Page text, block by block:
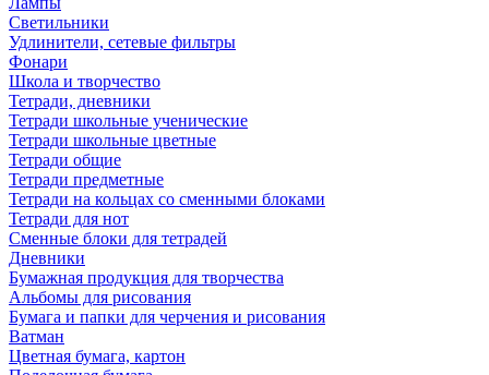
Светильники
Удлинители, сетевые фильтры
Фонари
Школа и творчество
Тетради, дневники
Тетради школьные ученические
Тетради школьные цветные
Тетради общие
Тетради предметные
Тетради на кольцах со сменными блоками
Тетради для нот
Сменные блоки для тетрадей
Дневники
Бумажная продукция для творчества
Альбомы для рисования
Бумага и папки для черчения и рисования
Ватман
Цветная бумага, картон